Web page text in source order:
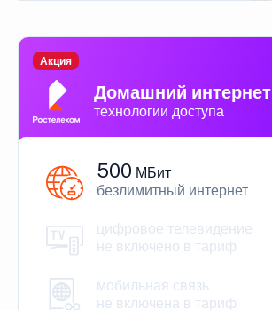
Домашний интернет
технологии доступа
Акция
500 МБит
безлимитный интернет
цифровое телевидение
не включено в тариф
мобильная связь
не включена в тариф